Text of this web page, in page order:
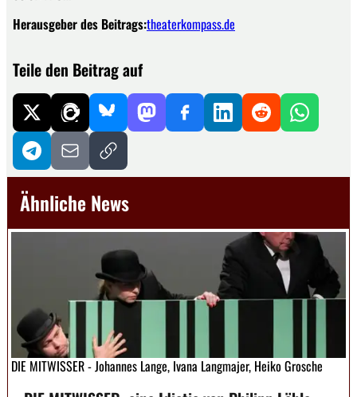
Herausgeber des Beitrags:theaterkompass.de
Teile den Beitrag auf
Ähnliche News
DIE MITWISSER - Johannes Lange, Ivana Langmajer, Heiko Grosche